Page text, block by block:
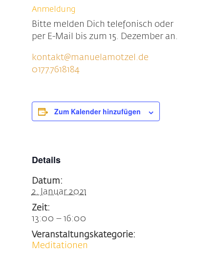
Anmeldung
Bitte melden Dich telefonisch oder
per E-Mail bis zum 15. Dezember an.
kontakt@manuelamotzel.de
0177.7618184
Zum Kalender hinzufügen
Details
Datum:
2. Januar 2021
Zeit:
13:00 – 16:00
Veranstaltungskategorie:
Meditationen